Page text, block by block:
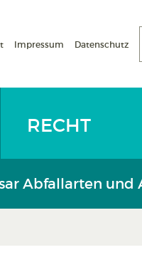
Impressum Datenschutz
Abfallarten und
RECHT